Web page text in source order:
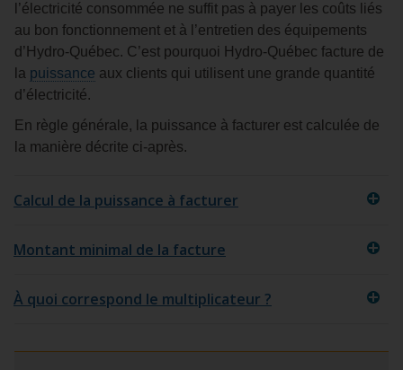
l’électricité consommée ne suffit pas à payer les coûts liés
au bon fonctionnement et à l’entretien des équipements
d’Hydro‑Québec. C’est pourquoi Hydro‑Québec facture de
la puissance aux clients qui utilisent une grande quantité
d’électricité.
En règle générale, la puissance à facturer est calculée de
la manière décrite ci‑après.
Calcul de la puissance à facturer
Montant minimal de la facture
À quoi correspond le multiplicateur ?